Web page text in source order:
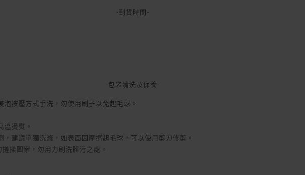
-到貨時間-
-包袋清洗及保養-
按壓方式手洗，勿使用刷子以免起毛球。
溫燙熨。
建議單獨洗滌，如表面因摩擦起毛球，可以使用剪刀修剪。
揉圖案，勿用力刷洗髒污之處。